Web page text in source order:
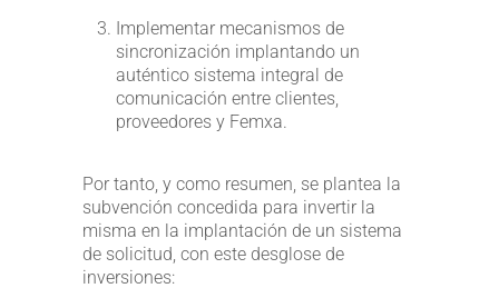
Implementar mecanismos de
sincronización implantando un
auténtico sistema integral de
comunicación entre clientes,
proveedores y Femxa.
Por tanto, y como resumen, se plantea la
subvención concedida para invertir la
misma en la implantación de un sistema
de solicitud, con este desglose de
inversiones: